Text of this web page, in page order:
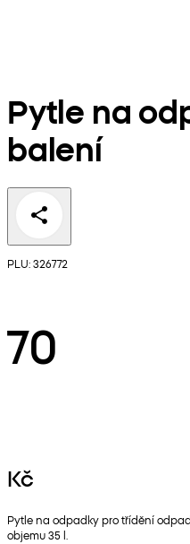
Pytle na
balení
PLU: 326772
70
Kč
Pytle na odpadky pro třídění
objemu 35 l.